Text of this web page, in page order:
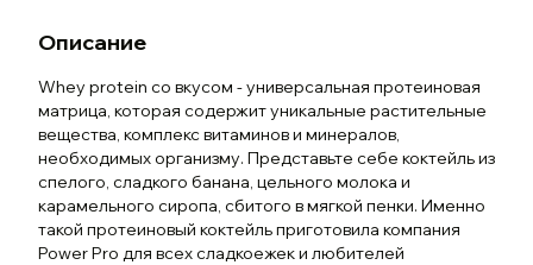
Описание
Whey protein со вкусом - универсальная протеиновая
матрица, которая содержит уникальные растительные
вещества, комплекс витаминов и минералов,
необходимых организму. Представьте себе коктейль из
спелого, сладкого банана, цельного молока и
карамельного сиропа, сбитого в мягкой пенки. Именно
такой протеиновый коктейль приготовила компания
Power Pro для всех сладкоежек и любителей